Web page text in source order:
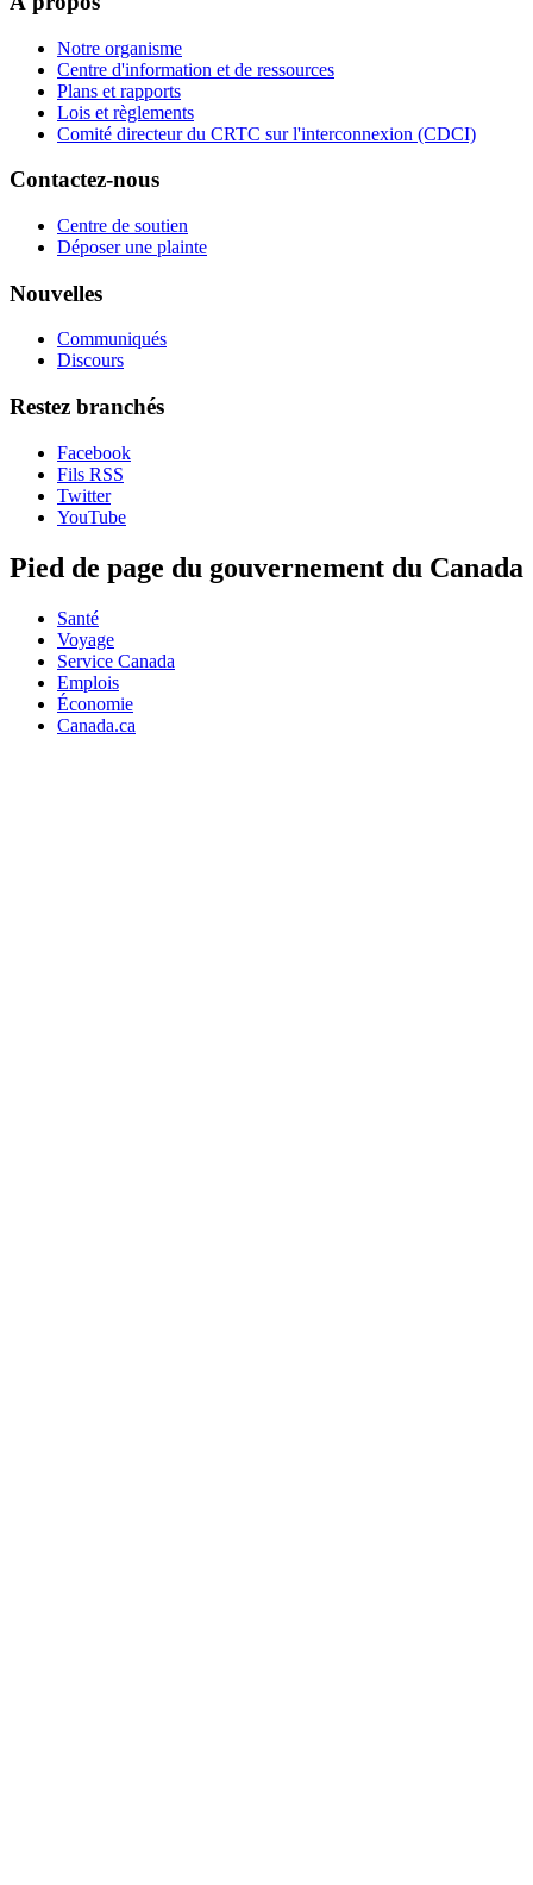
Notre organisme
Centre d'information et de ressources
Plans et rapports
Lois et règlements
Comité directeur du CRTC sur l'interconnexion (CDCI)
Contactez-nous
Centre de soutien
Déposer une plainte
Nouvelles
Communiqués
Discours
Restez branchés
Facebook
Fils RSS
Twitter
YouTube
Pied de page du gouvernement du Canada
Santé
Voyage
Service Canada
Emplois
Économie
Canada.ca